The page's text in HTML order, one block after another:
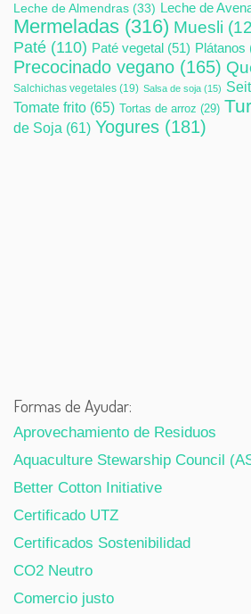
Leche de Almendras (33) Leche de
Mermeladas (316) Muesli
Paté (110) Paté vegetal (51) Plátanos
Precocinado vegano (165)
Salchichas vegetales (19) Salsa de soja (15)
Tomate frito (65) Tortas de arroz (29)
de Soja (61) Yogures (181)
Formas de Ayudar:
Aprovechamiento de Residuos
Aquaculture Stewarship Council
Better Cotton Initiative
Certificado UTZ
Certificados Sostenibilidad
CO2 Neutro
Comercio justo